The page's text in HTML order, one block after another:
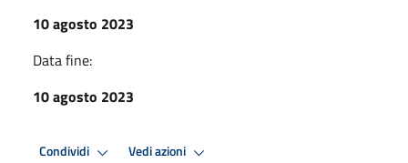
10 agosto 2023
Data fine:
10 agosto 2023
Condividi Vedi azioni